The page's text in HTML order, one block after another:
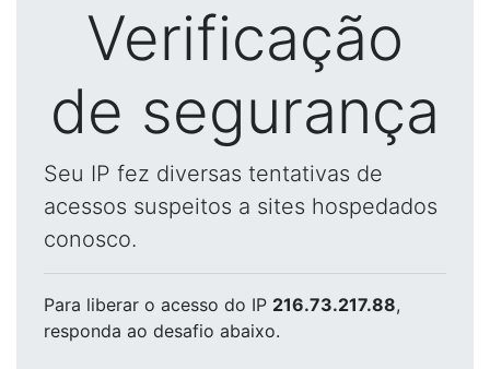
Verificação
de segurança
Seu IP fez diversas tentativas de
acessos suspeitos a sites hospedados
conosco.
Para liberar o acesso do IP 216.73.217.88,
responda ao desafio abaixo.